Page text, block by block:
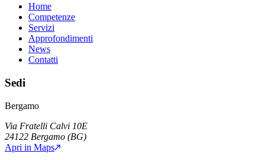
Home
Competenze
Servizi
Approfondimenti
News
Contatti
Sedi
Bergamo
Via Fratelli Calvi 10E
24122 Bergamo (BG)
Apri in Maps